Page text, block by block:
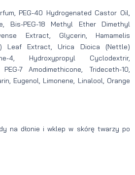
PEG-40 Hydrogenated Castor Oil,
Bis-PEG-18 Methyl Ether Dimethyl
Extract, Glycerin, Hamamelis
Leaf Extract, Urica Dioica (Nettle)
4, Hydroxypropyl Cyclodextrir,
7 Amodimethicone, Trideceth-10,
Eugenol, Limonene, Linalool, Orange
na dłonie i wklep w skórę twarzy po